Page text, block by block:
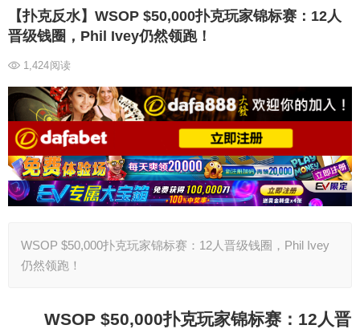
【扑克反水】WSOP $50,000扑克玩家锦标赛：12人
晋级钱圈，Phil Ivey仍然领跑！
1,424阅读
WSOP $50,000扑克玩家锦标赛：12人晋级钱圈，Phil Ivey
仍然领跑！
WSOP $50,000扑克玩家锦标赛：12人晋